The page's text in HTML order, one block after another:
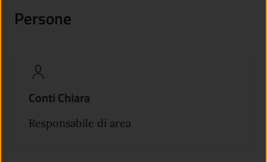
Persone
Conti Chiara
Responsabile di area